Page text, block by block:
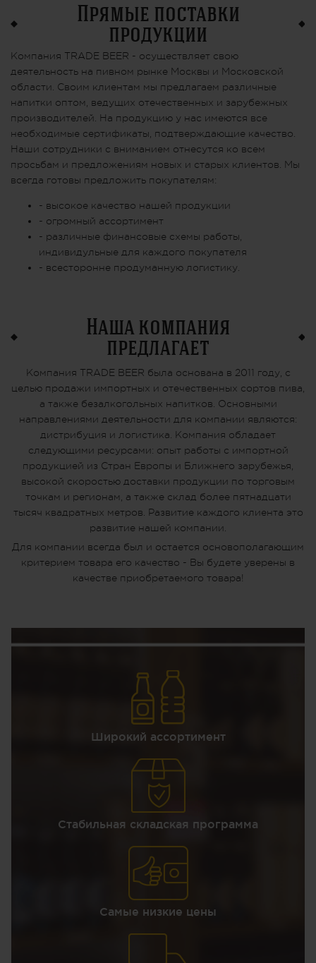
Прямые поставки
продукции
Компания TRADE BEER - осуществляет свою
деятельность на пивном рынке Москвы и Московской
области. Своим клиентам мы предлагаем различные
напитки оптом, ведущих отечественных и зарубежных
производителей. На продукцию у нас имеются все
необходимые сертификаты, подтверждающие качество.
Наши сотрудники с вниманием отнесутся ко всем
просьбам и предложениям новых и старых клиентов. Мы
всегда готовы предложить покупателям:
- высокое качество нашей продукции
- огромный ассортимент
- различные финансовые схемы работы,
индивидульные для каждого покупателя
- всесторонне продуманную логистику.
Наша компания
предлагает
Компания TRADE BEER была основана в 2011 году, с
целью продажи импортных и отечественных сортов пива,
а также безалкогольных напитков. Основными
направлениями деятельности для компании являются:
дистрибуция и логистика. Компания обладает
следующими ресурсами: опыт работы с импортной
продукцией из Стран Европы и Ближнего зарубежья,
высокой скоростью доставки продукции по торговым
точкам и регионам, а также склад более пятнадцати
тысяч квадратных метров. Развитие каждого клиента это
развитие нашей компании.
Для компании всегда был и остается основополагающим
критерием товара его качество - Вы будете уверены в
качестве приобретаемого товара!
Широкий ассортимент
Стабильная складская программа
Самые низкие цены